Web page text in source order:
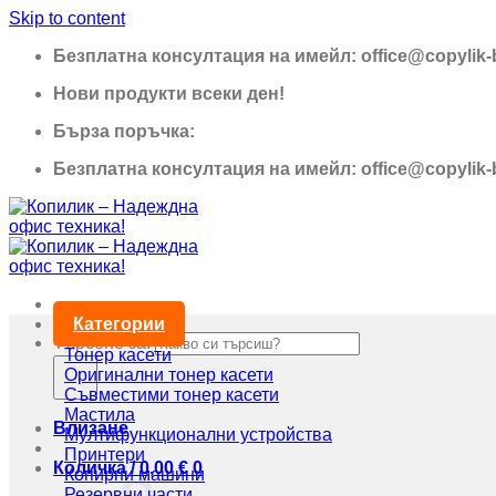
Skip to content
Безплатна консултация на имейл:
Нови продукти всеки ден!
Бърза поръчка:
Безплатна консултация на имейл:
Търсене за:
Влизане
Количка /0,00€ 0
Категории
Тонер касети
Оригинални тонер касети
Съвместими тонер касети
Мастила
Мултифункционални устройства
Принтери
Копирни машини